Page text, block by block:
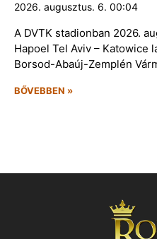
2026. augusztus. 6. 00:04
A DVTK stadionban 2026.
Hapoel Tel Aviv – Katowice
Borsod-Abaúj-Zemplén
BŐVEBBEN »